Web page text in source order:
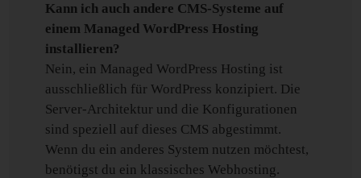
Kann ich auch andere CMS-Systeme auf
einem Managed WordPress Hosting
installieren?
Nein, ein Managed WordPress Hosting ist
ausschließlich für WordPress konzipiert. Die
Server-Architektur und die Konfigurationen
sind speziell auf dieses CMS abgestimmt.
Wenn du ein anderes System nutzen möchtest,
benötigst du ein klassisches Webhosting.